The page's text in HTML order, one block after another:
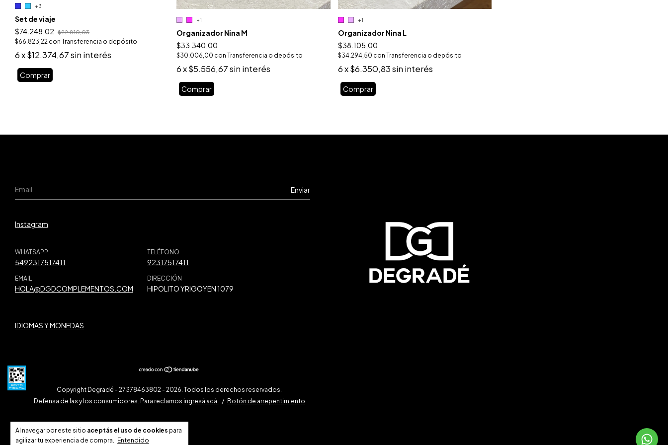
Al navegar por este sitio aceptás el uso de cookies para
agilizar tu experiencia de compra. Entendido
+3
Set de viaje
$74.248,02
$92.810,03
$66.823,22 con Transferencia o depósito
6x$12.374,67sin interés
Comprar
+1
Organizador Nina M
$33.340,00
$30.006,00 con Transferencia o depósito
6x$5.556,67sin interés
Comprar
+1
Organizador Nina L
$38.105,00
$34.294,50 con Transferencia o depósito
6x$6.350,83sin interés
Comprar
Instagram
WHATSAPP
5492317517411
TELÉFONO
92317517411
EMAIL
HOLA@DGDCOMPLEMENTOS.COM
DIRECCIÓN
HIPOLITO YRIGOYEN 1079
IDIOMAS Y MONEDAS
Copyright Degradé - 27378463802 - 2026. Todos los derechos reservados.
Defensa de las y los consumidores. Para reclamos ingresá acá. / Botón de arrepentimiento